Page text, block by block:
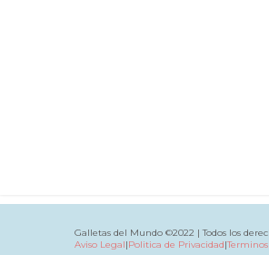
Galletas del Mundo ©2022 | Todos los
Aviso Legal|Politica de Privacidad|